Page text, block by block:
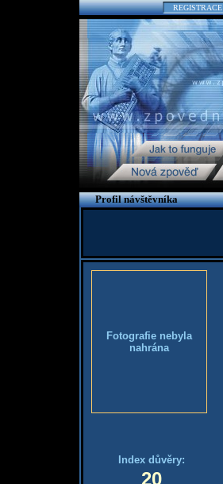
REGISTRACE
Profil návštěvníka
Fotografie nebyla
nahrána
Index důvěry:
20